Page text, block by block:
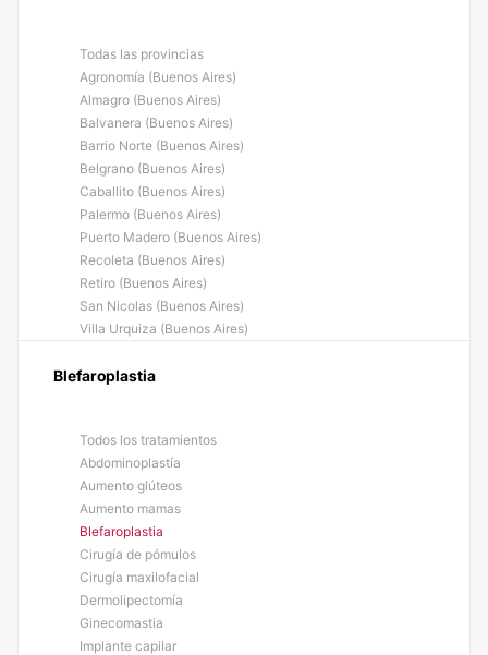
Todas las provincias
Agronomía (Buenos Aires)
Almagro (Buenos Aires)
Balvanera (Buenos Aires)
Barrio Norte (Buenos Aires)
Belgrano (Buenos Aires)
Caballito (Buenos Aires)
Palermo (Buenos Aires)
Puerto Madero (Buenos Aires)
Recoleta (Buenos Aires)
Retiro (Buenos Aires)
San Nicolas (Buenos Aires)
Villa Urquiza (Buenos Aires)
Blefaroplastia
Todos los tratamientos
Abdominoplastía
Aumento glúteos
Aumento mamas
Blefaroplastia
Cirugía de pómulos
Cirugía maxilofacial
Dermolipectomía
Ginecomastia
Implante capilar